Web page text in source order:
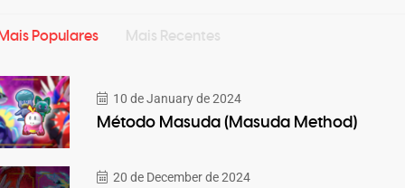
Populares Mais Recentes
10 de January de 2024
Método Masuda (Masuda Method)
20 de December de 2024